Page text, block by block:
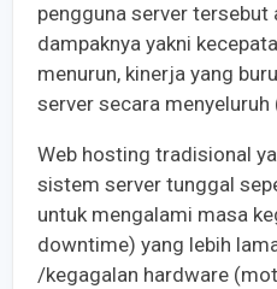
pengguna server tersebut
dampaknya yakni
menurun, kinerja yang
server secara
Web hosting tradisional
sistem server tunggal
untuk mengalami masa
downtime) yang lebih
/kegagalan hardware